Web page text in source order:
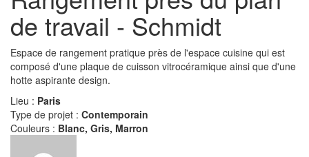
de travail - Schmidt
Espace de rangement pratique près de l'espace cuisine qui est
composé d'une plaque de cuisson vitrocéramique ainsi que d'une
hotte aspirante design.
Lieu : Paris
Type de projet : Contemporain
Couleurs : Blanc, Gris, Marron